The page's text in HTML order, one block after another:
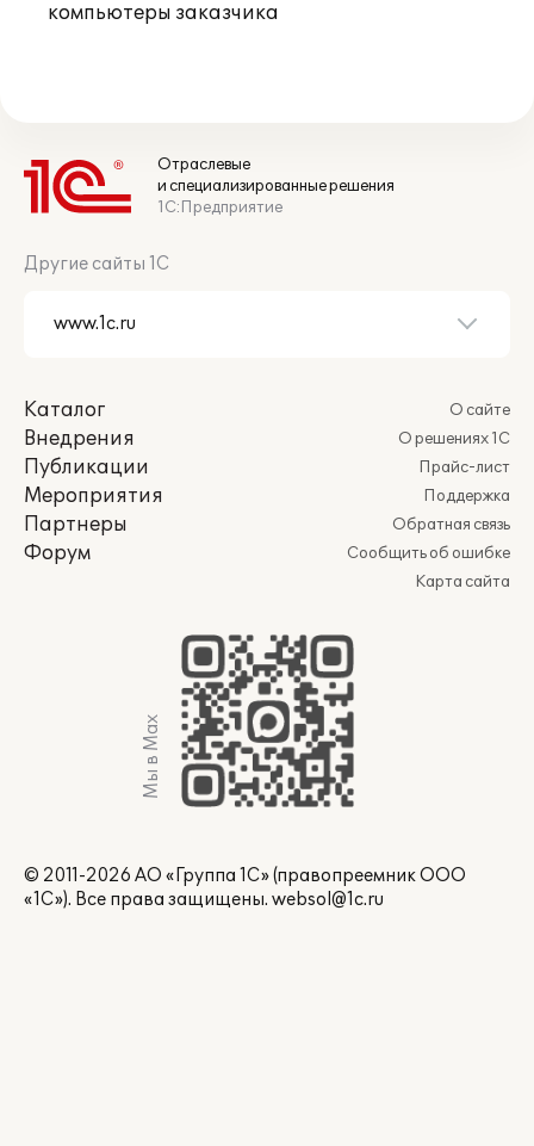
компьютеры заказчика
Отраслевые
и специализированные решения
1С:Предприятие
Другие сайты 1С
Каталог
Внедрения
Публикации
Мероприятия
Партнеры
Форум
О сайте
О решениях 1С
Прайс-лист
Поддержка
Обратная связь
Сообщить об ошибке
Карта сайта
Мы в Max
© 2011-2026 АО «Группа 1С» (правопреемник ООО
«1С»). Все права защищены. websol@1c.ru